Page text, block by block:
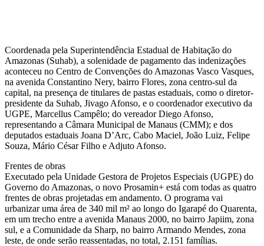
Coordenada pela Superintendência Estadual de Habitação do
Amazonas (Suhab), a solenidade de pagamento das indenizações
aconteceu no Centro de Convenções do Amazonas Vasco Vasques,
na avenida Constantino Nery, bairro Flores, zona centro-sul da
capital, na presença de titulares de pastas estaduais, como o diretor-
presidente da Suhab, Jivago Afonso, e o coordenador executivo da
UGPE, Marcellus Campêlo; do vereador Diego Afonso,
representando a Câmara Municipal de Manaus (CMM); e dos
deputados estaduais Joana D’Arc, Cabo Maciel, João Luiz, Felipe
Souza, Mário César Filho e Adjuto Afonso.
Frentes de obras
Executado pela Unidade Gestora de Projetos Especiais (UGPE) do
Governo do Amazonas, o novo Prosamin+ está com todas as quatro
frentes de obras projetadas em andamento. O programa vai
urbanizar uma área de 340 mil m² ao longo do Igarapé do Quarenta,
em um trecho entre a avenida Manaus 2000, no bairro Japiim, zona
sul, e a Comunidade da Sharp, no bairro Armando Mendes, zona
leste, de onde serão reassentadas, no total, 2.151 famílias.